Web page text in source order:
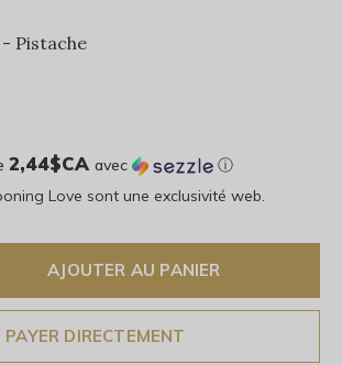
Pistache
2,44$CA avec
ⓘ
Love sont une exclusivité web.
AJOUTER AU PANIER
PAYER DIRECTEMENT